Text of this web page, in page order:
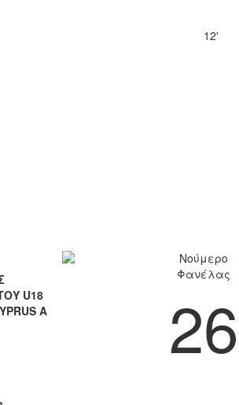
12'
U18
A
Νούμερο
Φανέλας
26